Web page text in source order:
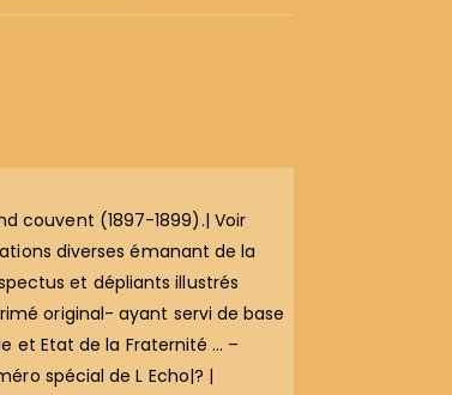
couvent (1897-1899).| Voir
diverses émanant de la
et dépliants illustrés
original- ayant servi de base
et Etat de la Fraternité … –
spécial de L Echo|? |